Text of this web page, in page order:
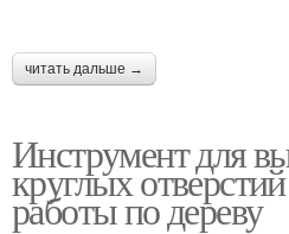
читать дальше →
Инструмент для
круглых
работы по дереву